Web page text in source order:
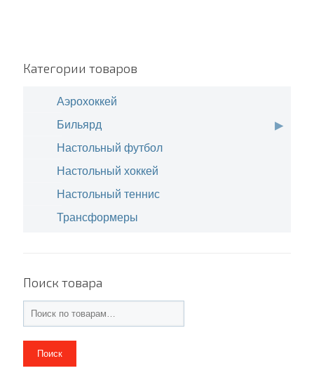
Категории товаров
Аэрохоккей
Бильярд
Настольный футбол
Настольный хоккей
Настольный теннис
Трансформеры
Поиск товара
Поиск